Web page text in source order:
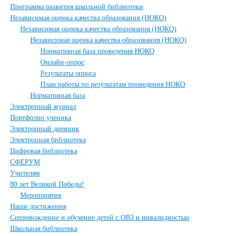
Программа развития школьной библиотеки
Независимая оценка качества образования (НОКО)
Независимая оценка качества образования (НОКО)
Независимая оценка качества образования (НОКО)
Нормативная база проведения НОКО
Онлайн-опрос
Результаты опроса
План работы по результатам проведения НОКО
Нормативная база
Электронный журнал
Портфолио ученика
Электронный дневник
Электронная библиотека
Цифровая библиотека
СФЕРУМ
Учителям
80 лет Великой Победы!
Мероприятия
Наши достижения
Сопровождение и обучение детей с ОВЗ и инвалидностью
Школьная библиотека